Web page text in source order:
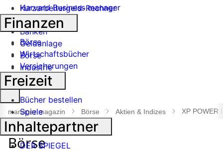
Harvard Business manager
Handel
Banken
Geldanlage
Börse
Industrie
Suche
öffnen
manager magazin Börse Aktien & Indizes XP POWER
Kurzarbeitergeld-Rechner
Finanzen
Börse
Wirtschaftsbücher
Versicherungen
Freizeit
Bücher bestellen
Spiele
Inhaltepartner
DER SPIEGEL